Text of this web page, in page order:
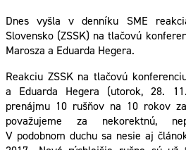
Dnes vyšla v denníku SME
Slovensko (ZSSK) na tlačovú
Marosza a Eduarda Hegera.
Reakciu ZSSK na tlačovú
a Eduarda Hegera (utorok, 28.
prenájmu 10 rušňov na 10 rokov
považujeme za nekorektnú,
V podobnom duchu sa nesie aj